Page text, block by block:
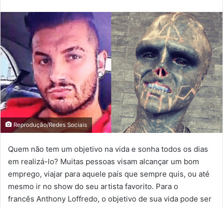
Reprodução/Redes Sociais
Quem não tem um objetivo na vida e sonha todos os dias
em realizá-lo? Muitas pessoas visam alcançar um bom
emprego, viajar para aquele país que sempre quis, ou até
mesmo ir no show do seu artista favorito. Para o
francês Anthony Loffredo, o objetivo de sua vida pode ser